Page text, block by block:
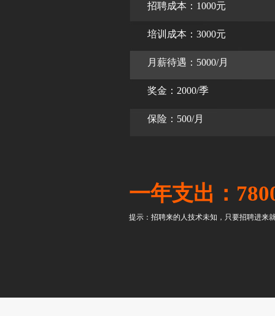
招聘成本：1000元
培训成本：3000元
月薪待遇：5000/月
奖金：2000/季
保险：500/月
一年支出：
提示：招聘来的人技术未知，只要招聘进来